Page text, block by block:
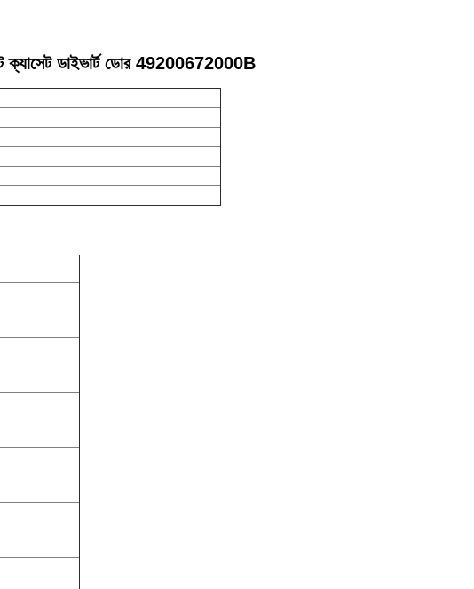
ক্যাসেট ডাইভার্ট ডোর 49200672000B